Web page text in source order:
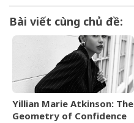
Bài viết cùng chủ đề:
Yillian Marie Atkinson: The
Geometry of Confidence